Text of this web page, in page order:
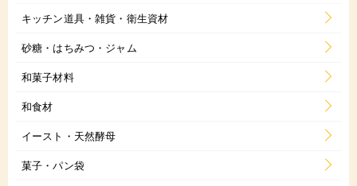
キッチン道具・雑貨・衛生資材
砂糖・はちみつ・ジャム
和菓子材料
和食材
イースト・天然酵母
菓子・パン袋